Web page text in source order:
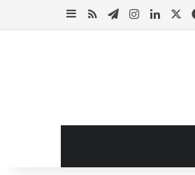
فیس بوک لینکدیناینستاگرام
تلگرام خوراک